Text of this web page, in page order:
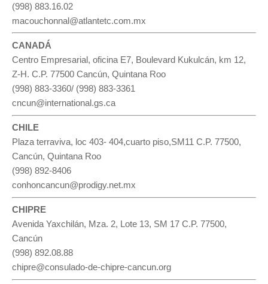
(998) 883.16.02
macouchonnal@atlantetc.com.mx
CANADÁ
Centro Empresarial, oficina E7, Boulevard Kukulcán, km 12,
Z-H. C.P. 77500 Cancún, Quintana Roo
(998) 883-3360/ (998) 883-3361
cncun@international.gs.ca
CHILE
Plaza terraviva, loc 403- 404,cuarto piso,SM11 C.P. 77500,
Cancún, Quintana Roo
(998) 892-8406
conhoncancun@prodigy.net.mx
CHIPRE
Avenida Yaxchilán, Mza. 2, Lote 13, SM 17 C.P. 77500,
Cancún
(998) 892.08.88
chipre@consulado-de-chipre-cancun.org